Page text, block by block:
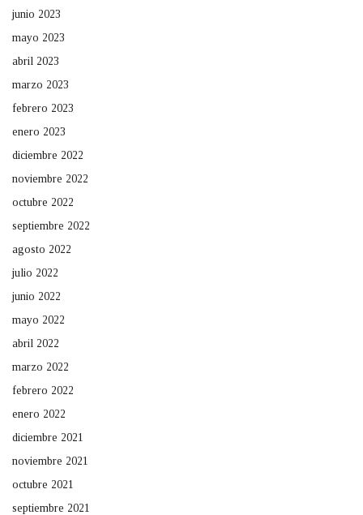
junio 2023
mayo 2023
abril 2023
marzo 2023
febrero 2023
enero 2023
diciembre 2022
noviembre 2022
octubre 2022
septiembre 2022
agosto 2022
julio 2022
junio 2022
mayo 2022
abril 2022
marzo 2022
febrero 2022
enero 2022
diciembre 2021
noviembre 2021
octubre 2021
septiembre 2021